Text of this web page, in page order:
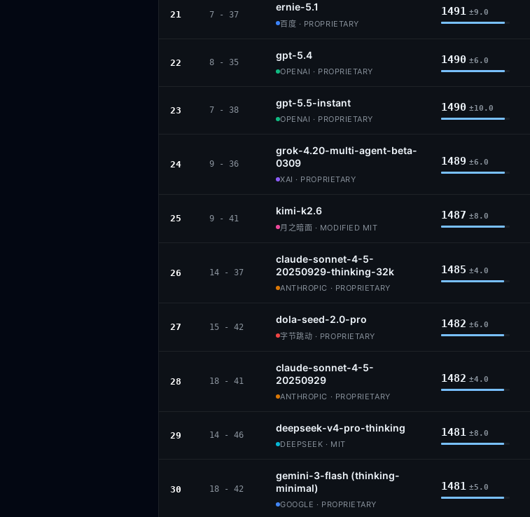
21 7 - 37
ernie-5.1
百度 · PROPRIETARY
1491 ±9.0
22 8 - 35
gpt-5.4
OPENAI · PROPRIETARY
1490 ±6.0
23 7 - 38
gpt-5.5-instant
OPENAI · PROPRIETARY
1490 ±10.0
24 9 - 36
grok-4.20-multi-agent-beta-
0309
XAI · PROPRIETARY
1489 ±6.0
25 9 - 41
kimi-k2.6
月之暗面 · MODIFIED MIT
1487 ±8.0
26 14 - 37
claude-sonnet-4-5-
20250929-thinking-32k
ANTHROPIC · PROPRIETARY
1485 ±4.0
27 15 - 42
dola-seed-2.0-pro
字节跳动 · PROPRIETARY
1482 ±6.0
28 18 - 41
claude-sonnet-4-5-
20250929
ANTHROPIC · PROPRIETARY
1482 ±4.0
29 14 - 46
deepseek-v4-pro-thinking
DEEPSEEK · MIT
1481 ±8.0
30 18 - 42
gemini-3-flash (thinking-
minimal)
GOOGLE · PROPRIETARY
1481 ±5.0